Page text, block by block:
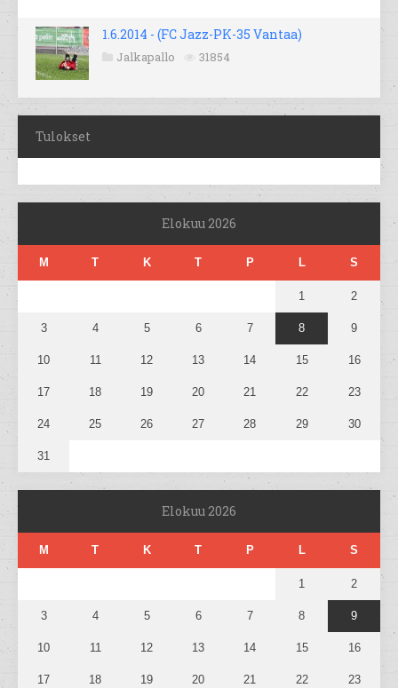
1.6.2014 - (FC Jazz-PK-35 Vantaa)
Jalkapallo 31854
Tulokset
Elokuu 2026
M T K T P L S
1 2
3 4 5 6 7 8 9
10 11 12 13 14 15 16
17 18 19 20 21 22 23
24 25 26 27 28 29 30
31
Elokuu 2026
M T K T P L S
1 2
3 4 5 6 7 8 9
10 11 12 13 14 15 16
17 18 19 20 21 22 23